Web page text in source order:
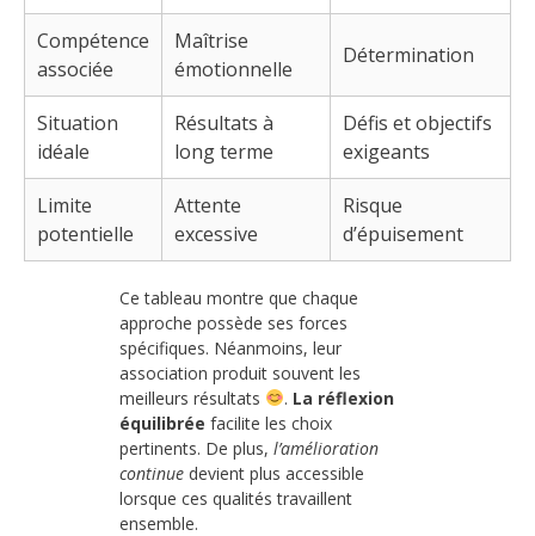
Compétence
associée
Maîtrise
émotionnelle
Détermination
Situation
idéale
Résultats à
long terme
Défis et objectifs
exigeants
Limite
potentielle
Attente
excessive
Risque
d’épuisement
Ce tableau montre que chaque
approche possède ses forces
spécifiques. Néanmoins, leur
association produit souvent les
meilleurs résultats
. La réflexion
équilibrée facilite les choix
pertinents. De plus, l’amélioration
continue devient plus accessible
lorsque ces qualités travaillent
ensemble.